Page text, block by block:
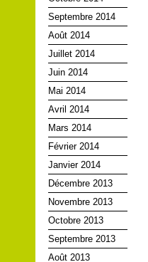
Septembre 2014
Août 2014
Juillet 2014
Juin 2014
Mai 2014
Avril 2014
Mars 2014
Février 2014
Janvier 2014
Décembre 2013
Novembre 2013
Octobre 2013
Septembre 2013
Août 2013